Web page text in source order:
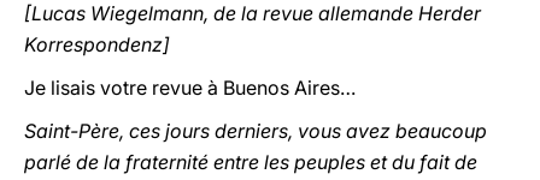
[Lucas Wiegelmann, de la revue allemande Herder
Korrespondenz]
Je lisais votre revue à Buenos Aires…
Saint-Père, ces jours derniers, vous avez beaucoup
parlé de la fraternité entre les peuples et du fait de